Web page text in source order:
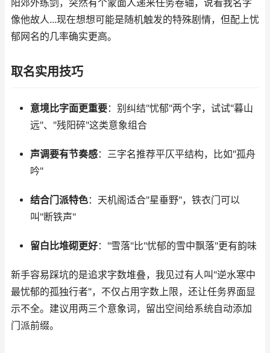
阳郊外练剑，突然有个蒙面人递来任务卷轴，说看我名字
像他故人...现在想想可能是随机触发的特殊剧情，但配上忧
郁网名的几率确实更高。
取名实用技巧
意境比字面更重要：别纠结"忧郁"两个字，试试"暮山
远"、"残阳碎"这类意象组合
声调要有节奏感：三字名推荐平仄平结构，比如"孤舟
吟"
结合门派特色：天机阁适合"星垂野"，铁衣门可以
叫"断铁声"
留白比堆砌更好："雪落"比"忧郁的雪中飘落"更有韵味
新手容易踩坑的是追求字数堆叠，我见过有人叫"逆水寒中
最忧郁的孤独行者"，不仅占用字数上限，还让任务界面显
示不全。建议用两三个意象词，留出空间给系统自动添加
门派前缀。